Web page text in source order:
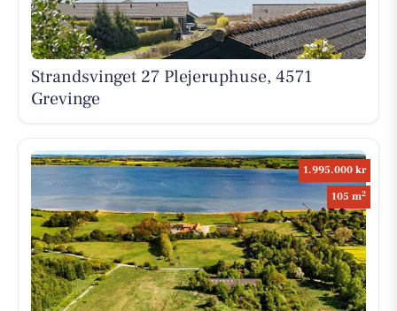
Strandsvinget 27 Plejeruphuse, 4571
Grevinge
1.995.000 kr
105 m2